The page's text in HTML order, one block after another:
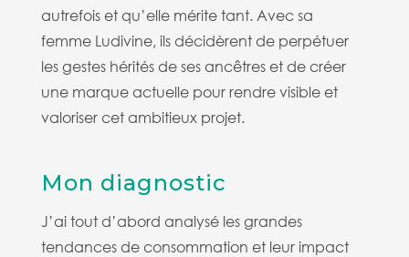
autrefois et qu’elle mérite tant. Avec sa
femme Ludivine, ils décidèrent de perpétuer
les gestes hérités de ses ancêtres et de créer
une marque actuelle pour rendre visible et
valoriser cet ambitieux projet.
Mon diagnostic
J’ai tout d’abord analysé les grandes
tendances de consommation et leur impact